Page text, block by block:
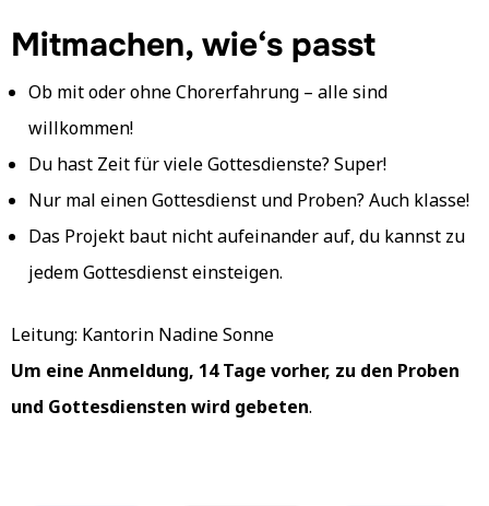
Mitmachen, wie‘s passt
Ob mit oder ohne Chorerfahrung – alle sind
willkommen!
Du hast Zeit für viele Gottesdienste? Super!
Nur mal einen Gottesdienst und Proben? Auch klasse!
Das Projekt baut nicht aufeinander auf, du kannst zu
jedem Gottesdienst einsteigen.
Leitung: Kantorin Nadine Sonne
Um eine Anmeldung, 14 Tage vorher, zu den Proben
und Gottesdiensten wird gebeten.